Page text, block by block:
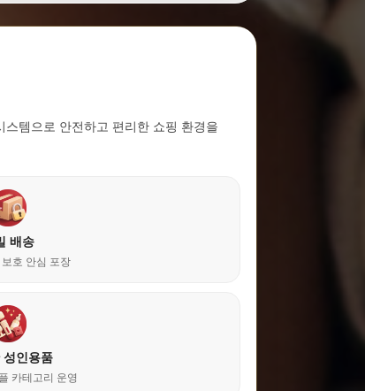
템으로 안전하고 편리한 쇼핑 환경을
배송
호 안심 포장
성인용품
카테고리 운영